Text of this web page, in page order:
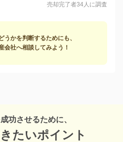
売却完了者34人に調査
うかを判断するためにも、
会社へ相談してみよう！
功させるために、
たいポイント